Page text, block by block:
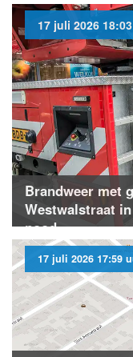
17 juli 2026
Brandweer met
Westwalstraat
nood
17 juli 2026 17:59